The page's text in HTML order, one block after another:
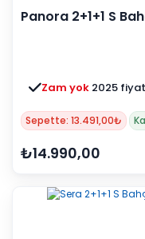
Panora 2+1+1 S
Zam yok 2025
Sepette: 13.491,00₺
₺14.990,00